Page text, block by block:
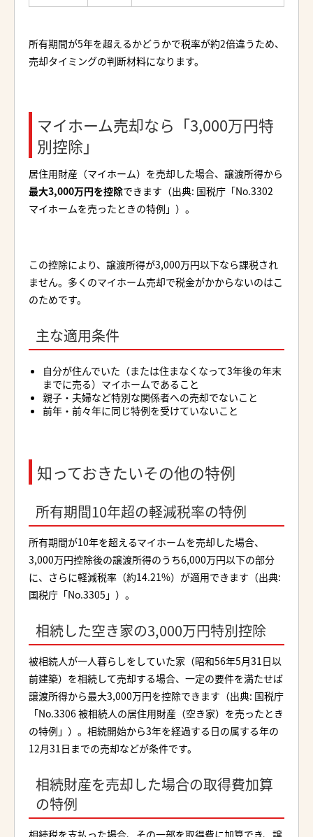
所有期間が5年を超えるかどうかで税率が約2倍違うため、
売却タイミングの判断材料になります。
マイホーム売却なら「3,000万円特
別控除」
居住用財産（マイホーム）を売却した場合、譲渡所得から
最大3,000万円を控除できます（出典: 国税庁「No.3302
マイホームを売ったときの特例」）。
この控除により、譲渡所得が3,000万円以下なら課税され
ません。多くのマイホーム売却で税金がかからないのはこ
のためです。
主な適用条件
自分が住んでいた（または住まなくなって3年後の年末
までに売る）マイホームであること
親子・夫婦など特別な関係者への売却でないこと
前年・前々年に同じ特例を受けていないこと
知っておきたいその他の特例
所有期間10年超の軽減税率の特例
所有期間が10年を超えるマイホームを売却した場合、
3,000万円控除後の譲渡所得のうち6,000万円以下の部分
に、さらに軽減税率（約14.21%）が適用できます（出典:
国税庁「No.3305」）。
相続した空き家の3,000万円特別控除
被相続人が一人暮らしをしていた家（昭和56年5月31日以
前建築）を相続して売却する場合、一定の要件を満たせば
譲渡所得から最大3,000万円を控除できます（出典: 国税庁
「No.3306 被相続人の居住用財産（空き家）を売ったとき
の特例」）。相続開始から3年を経過する日の属する年の
12月31日までの売却などが条件です。
相続財産を売却した場合の取得費加算
の特例